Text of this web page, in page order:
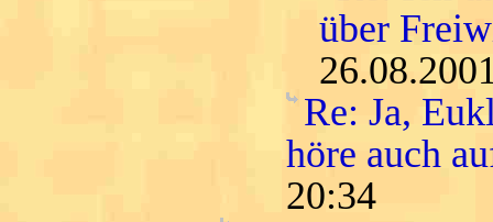
über
Re: Ja,
höre auch
20:34